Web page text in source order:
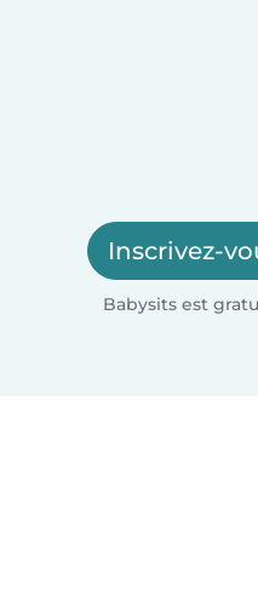
Inscrivez-
Babysits est